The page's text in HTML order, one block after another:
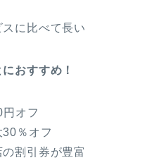
スに比べて長い
おすすめ！
円オフ
30％オフ
割引券が豊富